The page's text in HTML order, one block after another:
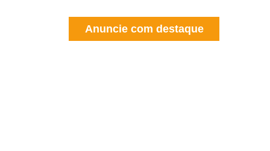
Anuncie com destaque